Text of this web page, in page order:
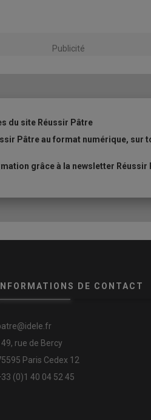
Publicité
du site Réussir Pâtre
Pâtre au format numérique, sur
grâce à la newsletter Réussir
INFORMATIONS DE CONTACT
rue de Bercy
Paris Cedex 12
(0)1 40 04 52 45